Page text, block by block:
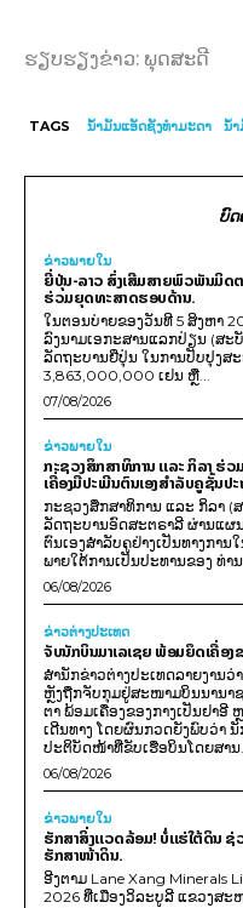
ຮຽບຮຽງຂ່າວ: ພຸດສະດີ
TAGS ນໍ້າມັນແອັດຊັງທຳມະດາ ນໍ້າ
ບົດ
ຂ່າວພາຍ​ໃນ
ຍີ່ປຸ່ນ-ລາວ ສົ່ງເສີມສາຍພົວພັນມິດຕ
ຮ່ວມຍຸດທະສາດຮອບດ້ານ.
ໃນຕອນບ່າຍຂອງວັນທີ 5 ສິງຫາ
ລົງນາມເອກະສານແລກປ່ຽນ (ສະ
ລັດຖະບານຍີ່ປຸ່ນ ໃນການປັບປຸງ
3,863,000,000 ເຢນ ຫຼື...
07/08/2026
ຂ່າວພາຍ​ໃນ
ກະຊວງສຶກສາທິການ ແລະ ກິລາ ຮ່
ເຄື່ອງມືປະເມີນຕົນເອງສຳລັບຄູຊັ້ນປ
ກະຊວງສຶກສາທິການ ແລະ ກິລາ
ລັດຖະບານອົດສະຕຣາລີ ຜ່ານແຜ
ຕົນເອງສຳລັບຄູຢ່າງເປັນທາງກາ
ພາຍໃຕ້ການເປັນປະທານຂອງ ທ່າ
06/08/2026
ຂ່າວຕ່າງປະເທດ
ຈັບນັກບິນມາເລເຊຍ ພ້ອມຍຶດເຄື່ອງຂ
ສຳນັກຂ່າວຕ່າງປະເທດລາຍງານ
ຫຼັງຖືກຈັບກຸມຢູ່ສະໜາມບິນນານາ
ຕາ ພ້ອມເຄື່ອງຂອງກາງເປັນຢາອີ
ເດີນທາງ ໂດຍຜົນກວດຍັງພົບວ່າ
ປະຕິບັດໜ້າທີ່ຂັບເຮືອບິນໂດຍສານ
06/08/2026
ຂ່າວພາຍ​ໃນ
ຮັກສາສິ່ງແວດລ້ອມ! ບໍ່ແຮ່ໃຕ້ດິນ
ຮັກສາໜ້າດິນ.
ອີງຕາມ Lane Xang Minerals
2026 ທີ່ເມືອງວິລະບູລີ ແຂວງສະ